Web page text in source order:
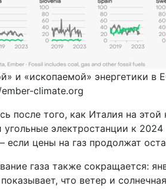
и «ископаемой» энергетики в
climate.org
после того, как Италия на
угольные электростанции к
если цены на газ продолжат
газа также сокращается:
что ветер и